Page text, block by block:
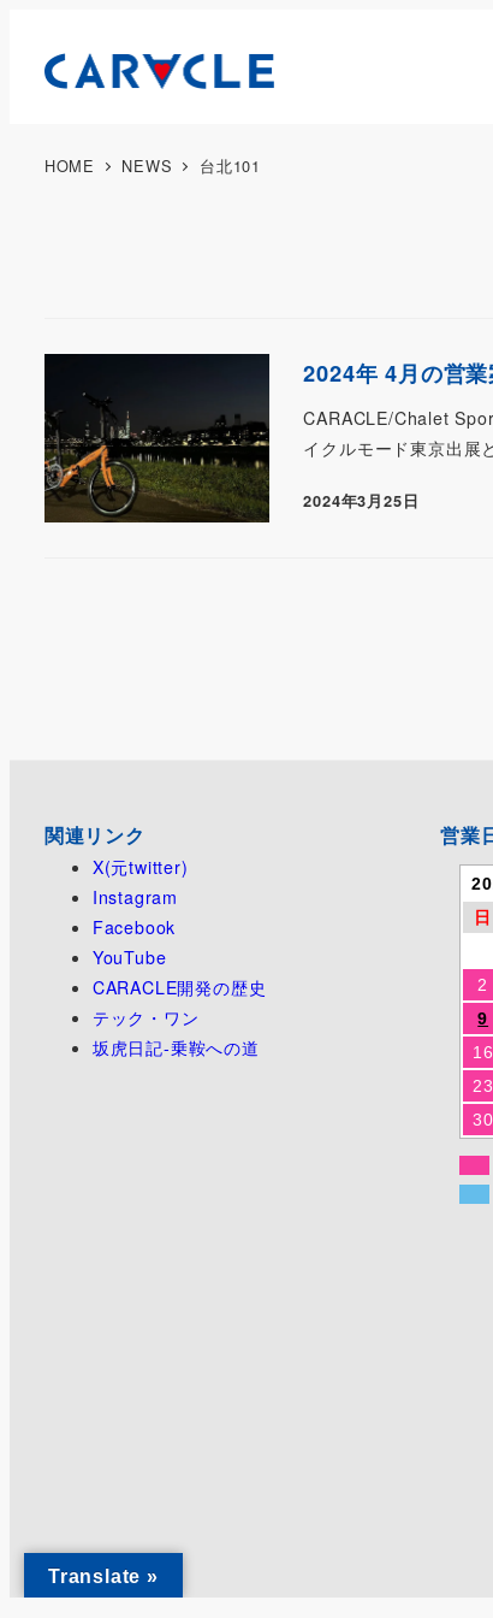
HOME NEWS 台北101
2024年 4月の営業
CARACLE/Chalet
イクルモード東京出
2024年3月25日
関連リンク
X(元twitter)
Instagram
Facebook
YouTube
CARACLE開発の歴史
テック・ワン
坂虎日記-乗鞍への道
営業
日
2
9
16
23
30
Translate »